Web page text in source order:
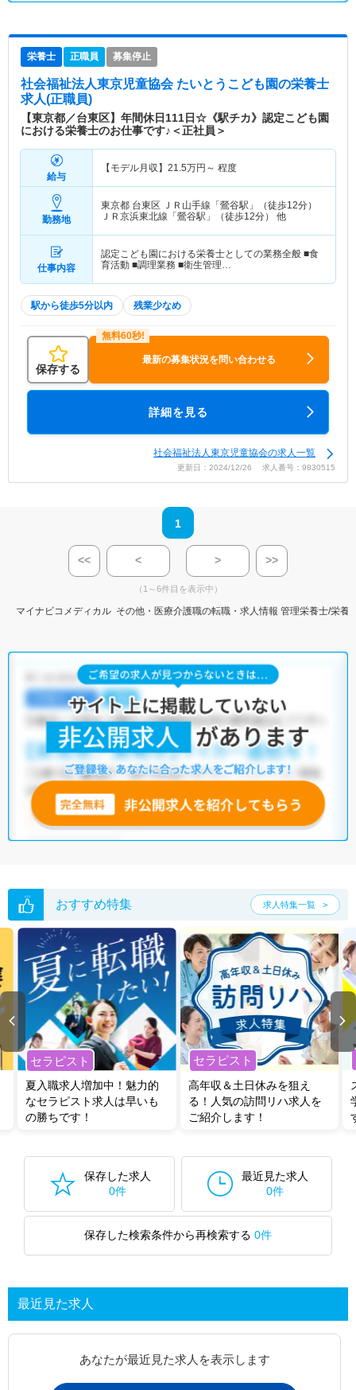
栄養士 正職員 募集停止
社会福祉法人東京児童協会 たいとうこども園の栄養士
求人(正職員)
【東京都／台東区】年間休日111日☆《駅チカ》認定こども園
における栄養士のお仕事です♪＜正社員＞
給与
【モデル月収】 21.5万円～ 程度
勤務地
東京都 台東区 ＪＲ山手線「鶯谷駅」（徒歩12分）
ＪＲ京浜東北線「鶯谷駅」（徒歩12分） 他
仕事内容
認定こども園における栄養士としての業務全般 ■食
育活動 ■調理業務 ■衛生管理…
駅から徒歩5分以内 残業少なめ
保存する
最新の募集状況を問い合わせる
詳細を見る
社会福祉法人東京児童協会の求人一覧
更新日：2024/12/26 求人番号：9830515
1
<< < > >>
（1～6件目を表示中）
マイナビコメディカル その他・医療介護職の転職・求人情報 管理栄養士/栄養
おすすめ特集 求人特集一覧
セラピスト
夏入職求人増加中！魅力的
なセラピスト求人は早いも
の勝ちです！
セラピスト
高年収＆土日休みを狙え
る！人気の訪問リハ求人を
ご紹介します！
保存した求人
0件
最近見た求人
0件
保存した検索条件から再検索する 0件
最近見た求人
あなたが最近見た求人を表示します